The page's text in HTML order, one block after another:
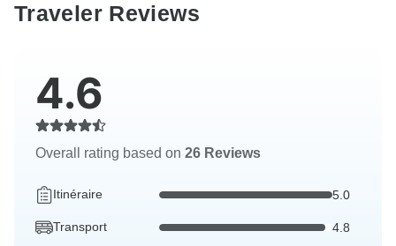
Traveler Reviews
4.6
Overall rating based on 26 Reviews
Itinéraire 5.0
Transport 4.8